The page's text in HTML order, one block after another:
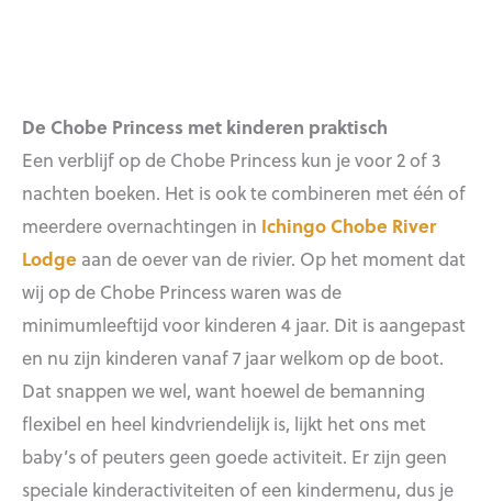
De Chobe Princess met kinderen praktisch
Een verblijf op de Chobe Princess kun je voor 2 of 3
nachten boeken. Het is ook te combineren met één of
meerdere overnachtingen in Ichingo Chobe River
Lodge aan de oever van de rivier. Op het moment dat
wij op de Chobe Princess waren was de
minimumleeftijd voor kinderen 4 jaar. Dit is aangepast
en nu zijn kinderen vanaf 7 jaar welkom op de boot.
Dat snappen we wel, want hoewel de bemanning
flexibel en heel kindvriendelijk is, lijkt het ons met
baby’s of peuters geen goede activiteit. Er zijn geen
speciale kinderactiviteiten of een kindermenu, dus je